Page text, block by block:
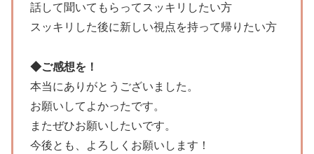
話して聞いてもらってスッキリしたい方
スッキリした後に新しい視点を持って帰りたい方
◆ご感想を！
本当にありがとうございました。
お願いしてよかったです。
またぜひお願いしたいです。
今後とも、よろしくお願いします！